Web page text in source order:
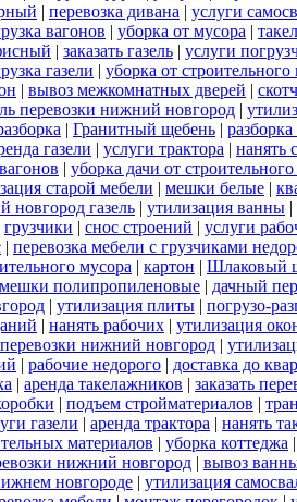
| перевозка дивана | услуги
вагонов | уборка от мусора |
| заказать газель | услуги
газели | уборка от строительного
| вывоз межкомнатных дверей |
перевозки нижний новгород |
| Гранитный щебень |
газели | услуги трактора | нанять
| уборка дачи от
старой мебели | мешки белые |
новгород газель | утилизация ванны |
грузчики | снос строений | услуги
| перевозка мебели с грузчиками
мусора | картон | Шлаковый
мешки полипропиленовые | дачный
| утилизация плиты | погрузо-
| нанять рабочих | утилизация
нижний новгород |
| рабочие недорого | доставка до
| аренда такелажников | заказать
| подъем стройматериалов |
газели | аренда трактора | нанять
материалов | уборка коттеджа
нижний новгород | вывоз
новгороде | утилизация